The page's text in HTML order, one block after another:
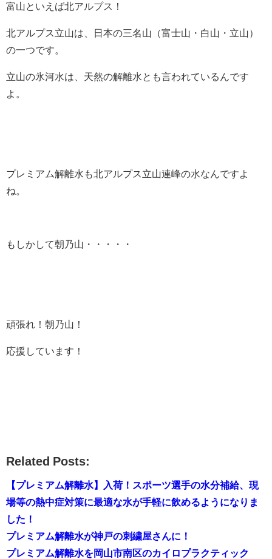
富山といえば北アルプス！
北アルプス立山は、日本の三名山（富士山・白山・立山）
の一つです。
立山の氷河水は、天然の解離水とも言われているんです
よ。
プレミアム解離水も北アルプス立山連峰の水なんですよ
ね。
もしかして朝乃山・・・・・
頑張れ！朝乃山！
応援しています！
Related Posts:
【プレミアム解離水】入荷！スポーツ選手の水分補給、現
場等の熱中症対策に最適な水が手軽に飲めるようになりま
した！
プレミアム解離水が神戸の刺繍屋さんに！
プレミアム解離水を岡山市南区のカイロプラクティック